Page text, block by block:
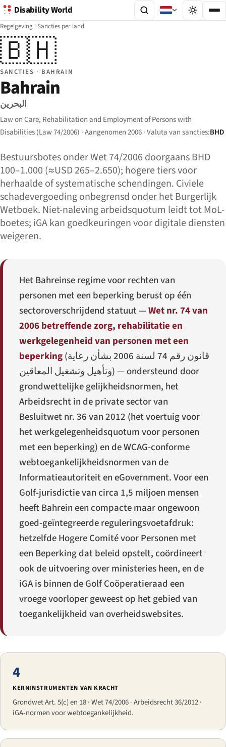
Disability World
Regelgeving ·Sancties per land
🇧🇭
SANCTIES · BAHRAIN
Bahrain
البحرين
Law on Care, Rehabilitation and Employment of Persons with
Disabilities (Law 74/2006) · Aangenomen 2006 · Valuta van sancties:BHD
Bestuursbotes onder Wet 74/2006 doorgaans BHD
100–1.000 (≈USD 265–2.650); hogere tiers voor
herhaalde of systematische schendingen. Civiele
schadevergoeding onbegrensd onder het Burgerlijk
Wetboek. Niet-naleving arbeidsquotum leidt tot MoL-
boetes; iGA kan goedkeuringen voor digitale diensten
weigeren.
Het Bahreinse regime voor rechten van
personen met een beperking berust op één
sectoroverschrijdend statuut —Wet nr. 74 van
2006 betreffende zorg, rehabilitatie en
werkgelegenheid van personen met een
beperking(قانون رقم 74 لسنة 2006 بشأن رعاية
وتأهيل وتشغيل المعاقين) — ondersteund door
grondwettelijke gelijkheidsnormen, het
Arbeidsrecht in de private sector van
Besluitwet nr. 36 van 2012 (het voertuig voor
het werkgelegenheidsquotum voor personen
met een beperking) en de WCAG-conforme
webtoegankelijkheidsnormen van de
Informatieautoriteit en eGovernment. Voor een
Golf-jurisdictie van circa 1,5 miljoen mensen
heeft Bahrein een compacte maar ongewoon
goed-geïntegreerde reguleringsvoetafdruk:
hetzelfde Hogere Comité voor Personen met
een Beperking dat beleid opstelt, coördineert
ook de uitvoering over ministeries heen, en de
iGA is binnen de Golf Coöperatieraad een
vroege voorloper geweest op het gebied van
toegankelijkheid van overheidswebsites.
4
KERNINSTRUMENTEN VAN KRACHT
Grondwet Art. 5(c) en 18 · Wet 74/2006 · Arbeidsrecht 36/2012 ·
iGA-normen voor webtoegankelijkheid.